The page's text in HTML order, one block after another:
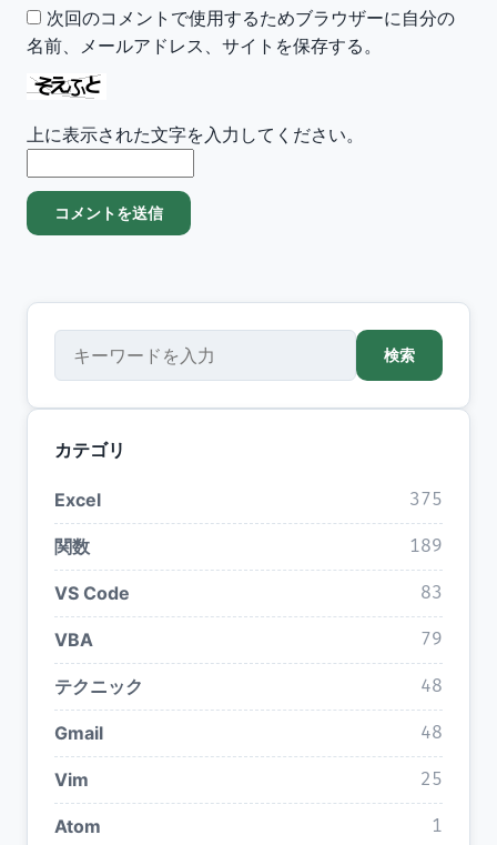
次回のコメントで使用するためブラウザーに自分の
名前、メールアドレス、サイトを保存する。
上に表示された文字を入力してください。
検索
カテゴリ
Excel 375
関数 189
VS Code 83
VBA 79
テクニック 48
Gmail 48
Vim 25
Atom 1